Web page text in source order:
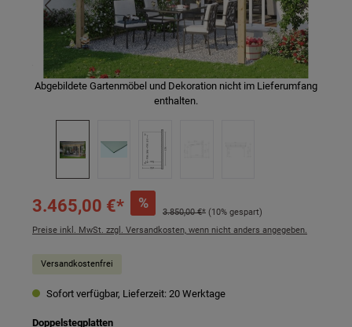
Abgebildete Gartenmöbel und Dekoration nicht im Lieferumfang
enthalten.
3.465,00 €* %
3.850,00 €* (10% gespart)
Preise inkl. MwSt. zzgl. Versandkosten, wenn nicht anders angegeben.
Versandkostenfrei
Sofort verfügbar, Lieferzeit: 20 Werktage
Doppelstegplattenauswählen